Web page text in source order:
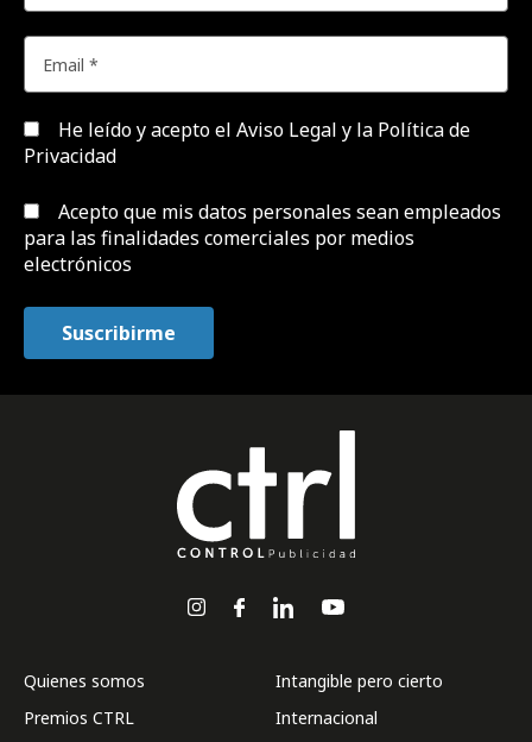
He leído y acepto el Aviso Legal y la Política de
Privacidad
Acepto que mis datos personales sean empleados
para las finalidades comerciales por medios
electrónicos
Quienes somos
Premios CTRL
Intangible pero cierto
Internacional